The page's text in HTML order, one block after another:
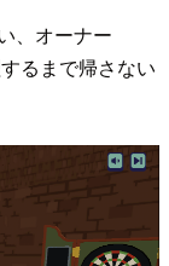
、オーナー
るまで帰さない